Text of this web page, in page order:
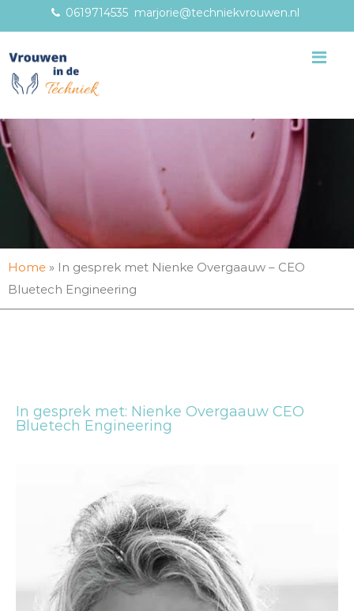
0619714535 marjorie@techniekvrouwen.nl
Home » In gesprek met Nienke Overgaauw – CEO
Bluetech Engineering
In gesprek met: Nienke Overgaauw CEO
Bluetech Engineering